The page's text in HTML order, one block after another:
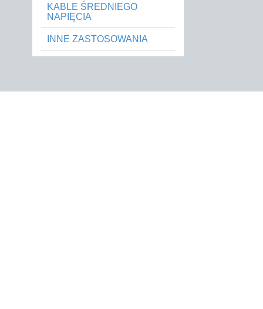
KABLE ŚREDNIEGO
NAPIĘCIA
INNE ZASTOSOWANIA